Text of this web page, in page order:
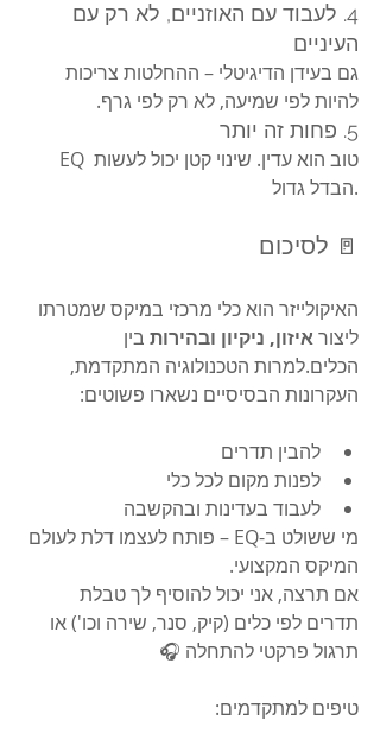
4. לעבוד עם האוזניים, לא רק עם
העיניים
גם בעידן הדיגיטלי – ההחלטות צריכות
להיות לפי שמיעה, לא רק לפי גרף.
5. פחות זה יותר
EQ טוב הוא עדין. שינוי קטן יכול לעשות
הבדל גדול.
🚪 לסיכום
האיקולייזר הוא כלי מרכזי במיקס שמטרתו
ליצור איזון, ניקיון ובהירות בין
הכלים.למרות הטכנולוגיה המתקדמת,
העקרונות הבסיסיים נשארו פשוטים:
להבין תדרים
לפנות מקום לכל כלי
לעבוד בעדינות ובהקשבה
מי ששולט ב-EQ – פותח לעצמו דלת לעולם
המיקס המקצועי.
אם תרצה, אני יכול להוסיף לך טבלת
תדרים לפי כלים (קיק, סנר, שירה וכו') או
תרגול פרקטי להתחלה 🎧
טיפים למתקדמים: